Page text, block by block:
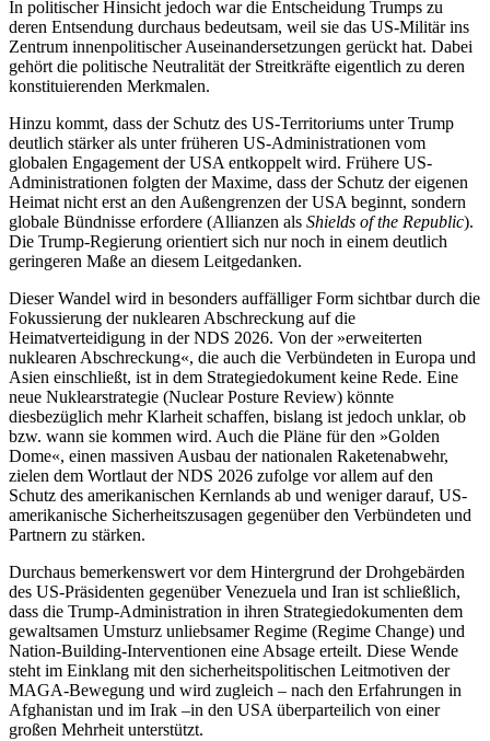
In politischer Hinsicht jedoch war die Entscheidung Trumps zu
deren Ent­sendung durchaus bedeutsam, weil sie das US‑Militär ins
Zentrum innenpolitischer Auseinandersetzungen gerückt hat. Dabei
gehört die politische Neutralität der Streit­kräfte eigentlich zu deren
konstituierenden Merkmalen.
Hinzu kommt, dass der Schutz des US-Territoriums unter Trump
deutlich stärker als unter früheren US-Administrationen vom
globalen Engagement der USA ent­koppelt wird. Frühere US-
Administrationen folgten der Maxime, dass der Schutz der eigenen
Heimat nicht erst an den Außen­grenzen der USA beginnt, sondern
globale Bündnisse erfordere (Allianzen als Shields of the Republic).
Die Trump-Regierung orientiert sich nur noch in einem deutlich
geringeren Maße an diesem Leitgedanken.
Dieser Wandel wird in besonders auf­fälliger Form sichtbar durch die
Fokussierung der nuklearen Abschreckung auf die
Heimatverteidigung in der NDS 2026. Von der »erweiterten
nuklearen Abschreckung«, die auch die Verbündeten in Europa und
Asien einschließt, ist in dem Strategie­dokument keine Rede. Eine
neue Nuklearstrategie (Nuclear Posture Review) könnte
diesbezüglich mehr Klarheit schaffen, bis­lang ist jedoch unklar, ob
bzw. wann sie kommen wird. Auch die Pläne für den »Golden
Dome«, einen massiven Ausbau der nationalen Raketenabwehr,
zielen dem Wortlaut der NDS 2026 zufolge vor allem auf den
Schutz des amerikanischen Kern­lands ab und weniger darauf, US-
amerika­nische Sicherheitszusagen gegen­über den Verbündeten und
Partnern zu stärken.
Durchaus bemerkenswert vor dem Hin­tergrund der Drohgebärden
des US-Präsi­denten gegenüber Venezuela und Iran ist schließlich,
dass die Trump-Administration in ihren Strategiedokumenten dem
gewalt­samen Umsturz unliebsamer Regime (Regime Change) und
Nation-Building-Interventionen eine Absage erteilt. Diese Wende
steht im Einklang mit den sicherheitspolitischen Leitmotiven der
MAGA-Bewegung und wird zugleich – nach den Erfahrungen in
Afghanistan und im Irak –in den USA überparteilich von einer
großen Mehrheit unterstützt.